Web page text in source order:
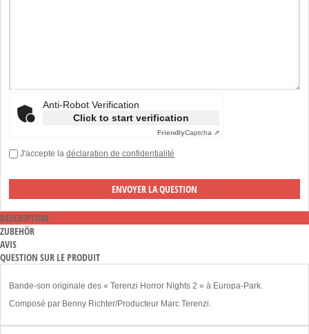
Anti-Robot Verification
Click to start verification
FriendlyCaptcha ⇗
J'accepte la déclaration de confidentialité
DESCRIPTION
ZUBEHÖR
AVIS
QUESTION SUR LE PRODUIT
Bande-son originale des « Terenzi Horror Nights 2 » à Europa-Park.
Composé par Benny Richter/Producteur Marc Terenzi.